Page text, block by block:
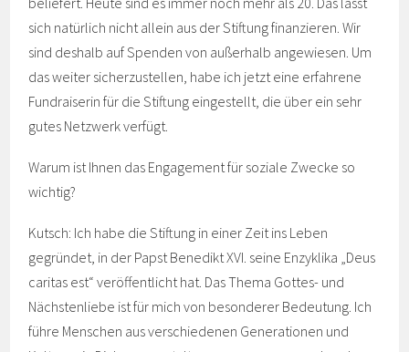
sich natürlich nicht allein aus der Stiftung finanzieren. Wir
sind deshalb auf Spenden von außerhalb angewiesen. Um
das weiter sicherzustellen, habe ich jetzt eine erfahrene
Fundraiserin für die Stiftung eingestellt, die über ein sehr
gutes Netzwerk verfügt.
Warum ist Ihnen das Engagement für soziale Zwecke so
wichtig?
Kutsch: Ich habe die Stiftung in einer Zeit ins Leben
gegründet, in der Papst Benedikt XVI. seine Enzyklika „Deus
caritas est“ veröffentlicht hat. Das Thema Gottes- und
Nächstenliebe ist für mich von besonderer Bedeutung. Ich
führe Menschen aus verschiedenen Generationen und